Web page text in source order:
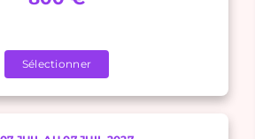
Sélectionner